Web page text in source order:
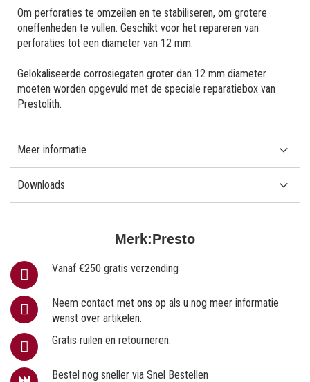
Merk:Presto
Vanaf €250 gratis verzending
Neem contact met ons op als u nog meer informatie
wenst over artikelen.
Gratis ruilen en retourneren.
Bestel nog sneller via Snel Bestellen
Om perforaties te omzeilen en te stabiliseren, om grotere
oneffenheden te vullen. Geschikt voor het repareren van
perforaties tot een diameter van 12 mm.
Gelokaliseerde corrosiegaten groter dan 12 mm diameter
moeten worden opgevuld met de speciale reparatiebox van
Prestolith.
Meer informatie
Downloads